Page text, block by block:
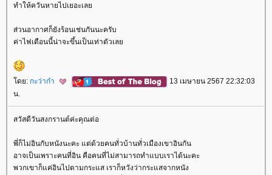
ทำให้ควันหายไปเยอะเล
ส่วนอากาศก็ยังร้อนเช่นกันนะครับ
ค่าไฟเดือนนี้น่าจะขึ้นเป็นเท่าตัวเล
ดย: กะว่าก๋า
13 เมษายน 2567 22:32:03
น.
สวัสดีวันสงกรานต์ค่ะคุณต่อ
พี่ก็ไม่อินกับหนังนะคะ แต่ด้วยคนทั่วบ้านทั่วเมืองเขาอินกัน
อาจเป็นเพราะคนที่อิน คือคนที่ไม่สามารถทำแบบเราได้นะคะ
พวกเขาก็แค่อินไปตามกระแส เราก็หวังว่ากระแสจากหนัง